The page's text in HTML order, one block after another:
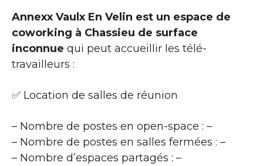
Annexx Vaulx En Velin est un espace de
coworking à Chassieu de surface
inconnue qui peut accueillir les télé-
travailleurs :
✅ Location de salles de réunion
– Nombre de postes en open-space : –
– Nombre de postes en salles fermées : –
– Nombre d’espaces partagés : –